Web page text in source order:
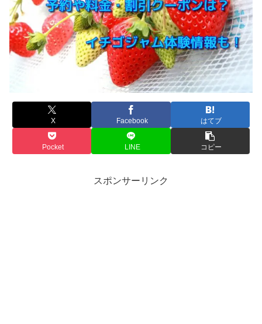
X Facebook はてブ
Pocket LINE コピー
スポンサーリンク